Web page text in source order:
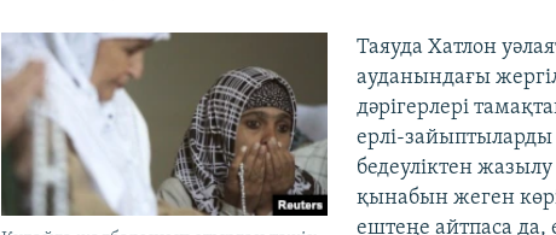
Таяуда Хатлон
ауданындағы
дәрігерлері
ерлі-зайыптыларды
бедеуліктен
қынабын жеген
ештеңе айтпаса